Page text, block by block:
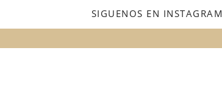
SIGUENOS EN INSTAGRAM